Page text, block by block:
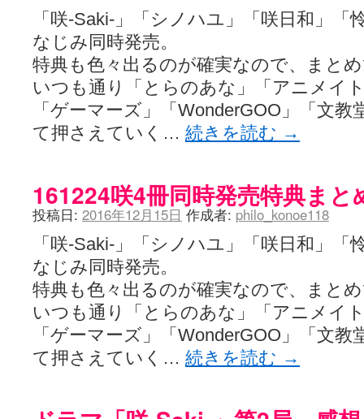
「咲-Saki-」「シノハユ」「咲日和」「
なじみ同時発売。
特典も色々出るのが確実なので、まと
いつも通り「とらのあな」「アニメイ
「ゲーマーズ」「WonderGOO」「文
て押さえていく… 続きを読む →
161224咲4冊同時発売特典まと
投稿日: 2016年12月15日 作成者: philo_konoe118
「咲-Saki-」「シノハユ」「咲日和」「
なじみ同時発売。
特典も色々出るのが確実なので、まと
いつも通り「とらのあな」「アニメイ
「ゲーマーズ」「WonderGOO」「文
て押さえていく… 続きを読む →